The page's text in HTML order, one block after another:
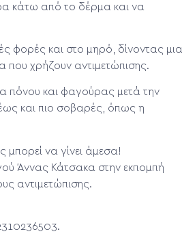
κάτω από το δέρμα και να
φορές και στο μηρό, δίνοντας μια
που χρήζουν αντιμετώπισης.
πόνου και φαγούρας μετά την
και πιο σοβαρές, όπως η
να γίνει άμεσα!
Άννας Κάτσακα στην εκπομπή
αντιμετώπισης.